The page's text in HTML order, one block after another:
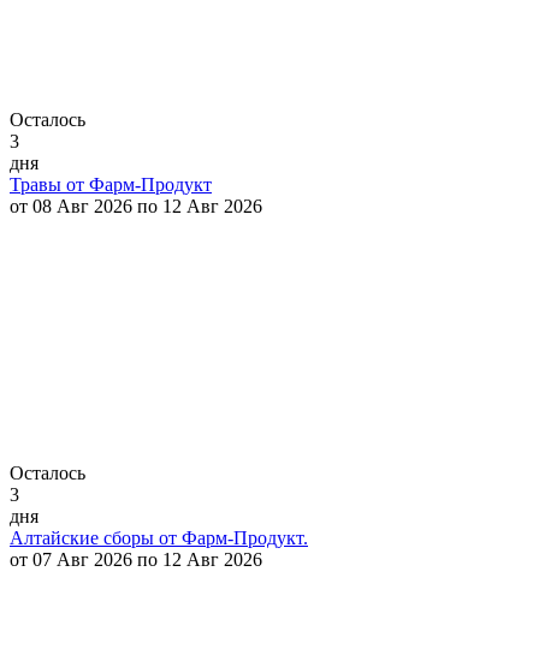
Осталось
3
дня
Травы от Фарм-Продукт
от 08 Авг 2026 по 12 Авг 2026
Осталось
3
дня
Алтайские сборы от Фарм-Продукт.
от 07 Авг 2026 по 12 Авг 2026